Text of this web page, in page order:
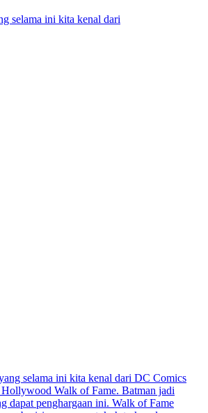
selama ini kita kenal dari